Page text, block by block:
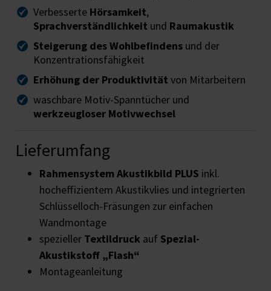
Verbesserte Hörsamkeit,
Sprachverständlichkeit und Raumakustik
Steigerung des Wohlbefindens und der
Konzentrationsfähigkeit
Erhöhung der Produktivität von Mitarbeitern
waschbare Motiv-Spanntücher und
werkzeugloser Motivwechsel
Lieferumfang
Rahmensystem Akustikbild PLUS inkl.
hocheffizientem Akustikvlies und integrierten
Schlüsselloch-Fräsungen zur einfachen
Wandmontage
spezieller Textildruck auf Spezial-
Akustikstoff „Flash“
Montageanleitung